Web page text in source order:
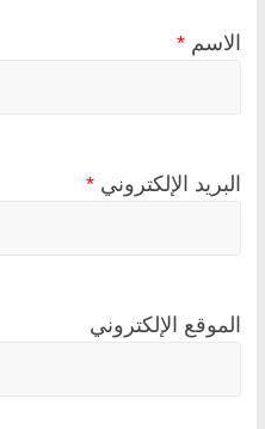
الاسم *
البريد الإلكتروني *
الموقع الإلكتروني